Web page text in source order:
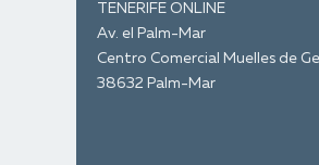
TENERIFE ONLINE
Av. el Palm-Mar
Centro Comercial Muelles de
38632 Palm-Mar